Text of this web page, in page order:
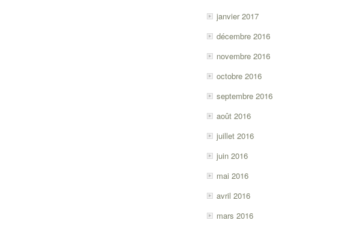
janvier 2017
décembre 2016
novembre 2016
octobre 2016
septembre 2016
août 2016
juillet 2016
juin 2016
mai 2016
avril 2016
mars 2016